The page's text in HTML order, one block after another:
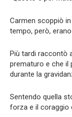
Carmen scoppiò
tempo, però,
Più tardi raccontò
prematuro e che il
durante la
Sentendo quella
forza e il coraggio